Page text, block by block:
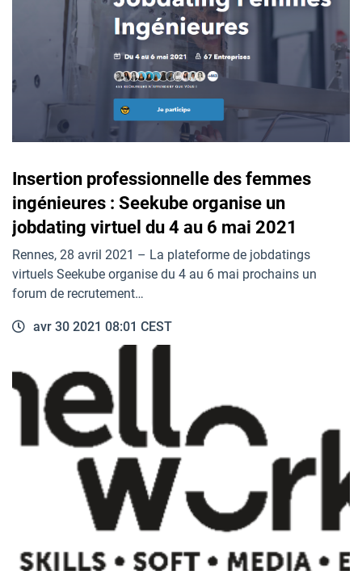
Insertion professionnelle des femmes
ingénieures : Seekube organise un
jobdating virtuel du 4 au 6 mai 2021
Rennes, 28 avril 2021 – La plateforme de jobdatings
virtuels Seekube organise du 4 au 6 mai prochains un
forum de recrutement…
avr 30 2021 08:01 CEST